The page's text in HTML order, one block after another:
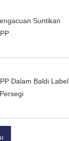
Suntikan
Dalam Baldi Label